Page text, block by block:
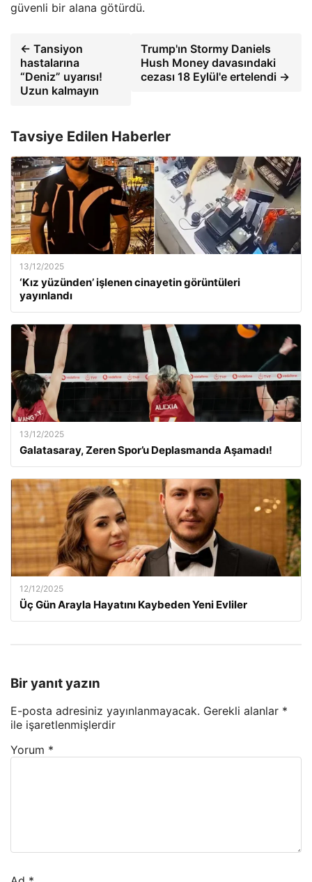
güvenli bir alana götürdü.
← Tansiyon
hastalarına
“Deniz” uyarısı!
Uzun kalmayın
Trump'ın Stormy Daniels
Hush Money davasındaki
cezası 18 Eylül'e ertelendi →
Tavsiye Edilen Haberler
13/12/2025
‘Kız yüzünden’ işlenen cinayetin görüntüleri
yayınlandı
13/12/2025
Galatasaray, Zeren Spor’u Deplasmanda Aşamadı!
12/12/2025
Üç Gün Arayla Hayatını Kaybeden Yeni Evliler
Bir yanıt yazın
E-posta adresiniz yayınlanmayacak. Gerekli alanlar *
ile işaretlenmişlerdir
Yorum *